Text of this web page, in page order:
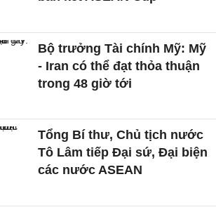
Bộ trưởng Tài chính Mỹ: Mỹ
- Iran có thể đạt thỏa thuận
trong 48 giờ tới
Tổng Bí thư, Chủ tịch nước
Tô Lâm tiếp Đại sứ, Đại biện
các nước ASEAN